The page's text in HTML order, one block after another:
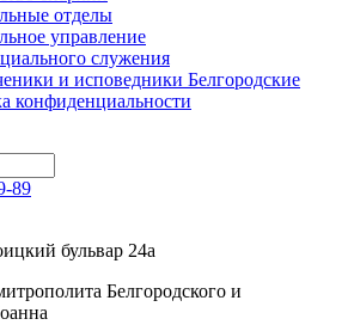
отделы
управление
служения
и исповедники Белгородские
конфиденциальности
89
бульвар 24а
Белгородского и